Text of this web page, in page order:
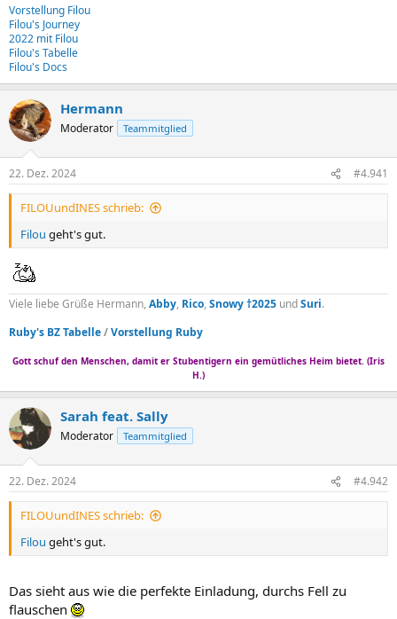
Vorstellung Filou
Filou's Journey
2022 mit Filou
Filou's Tabelle
Filou's Docs
Hermann
Moderator Teammitglied
22. Dez. 2024 #4.941
FILOUundINES schrieb:
Filou geht's gut.
Viele liebe Grüße Hermann, Abby, Rico, Snowy †2025 undSuri.
Ruby's BZ Tabelle/Vorstellung Ruby
Gott schuf den Menschen, damit er Stubentigern ein gemütliches Heim bietet. (Iris
H.)
Sarah feat. Sally
Moderator Teammitglied
22. Dez. 2024 #4.942
FILOUundINES schrieb:
Filou geht's gut.
Das sieht aus wie die perfekte Einladung, durchs Fell zu
flauschen